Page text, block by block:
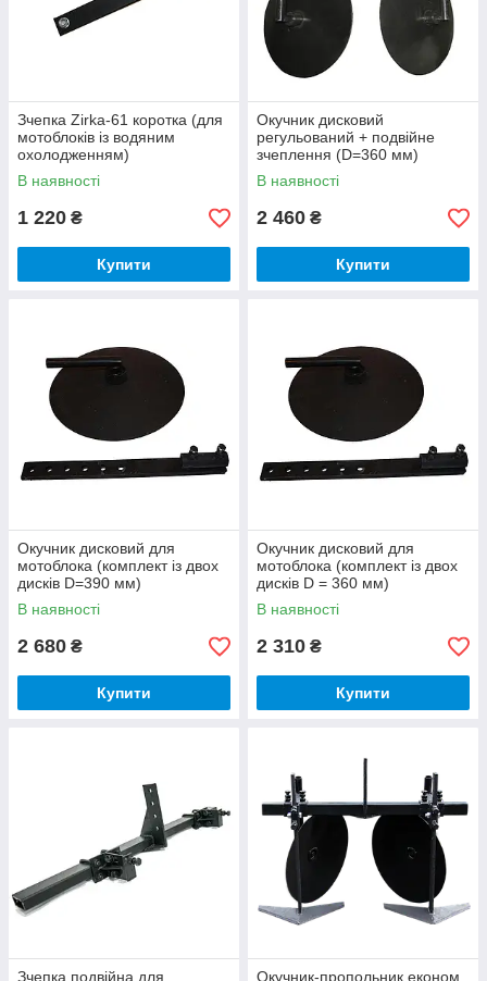
Зчепка Zirka-61 коротка (для
мотоблоків із водяним
охолодженням)
В наявності
1 220 ₴
Купити
Окучник дисковий
регульований + подвійне
зчеплення (D=360 мм)
В наявності
2 460 ₴
Купити
Окучник дисковий для
мотоблока (комплект із двох
дисків D=390 мм)
В наявності
2 680 ₴
Купити
Окучник дисковий для
мотоблока (комплект із двох
дисків D = 360 мм)
В наявності
2 310 ₴
Купити
Зчепка подвійна для
Окучник-пропольник економ